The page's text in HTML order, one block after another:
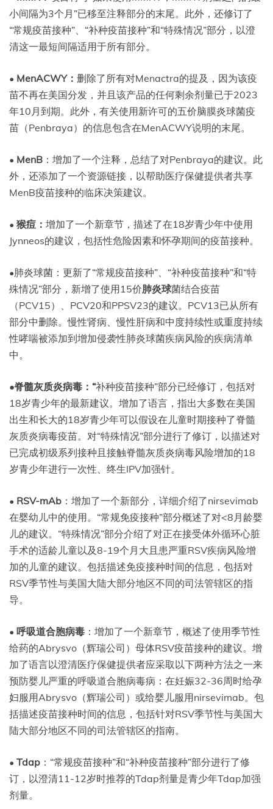
小间隔为3个月”已移至注释部分的末尾。此外，还修订了
“常规疫苗接种”、“补种疫苗接种”和“特殊情况”部分，以澄
清这一最短间隔适用于所有部分。
• MenACWY： 删除了所有对Menactra的提及，因为该疫
苗不再在美国分发，并且该产品的任何剩余剂量已于2023
年10月到期。此外，有关使用新许可的五价脑膜炎球菌疫
苗（Penbraya）的信息包含在MenACWY说明的末尾。
• MenB ：增加了一个注释，总结了对Penbraya的建议。此
外，还添加了一个资源链接，以帮助医疗保健提供者共享
MenB疫苗接种的临床决策建议。
• 猴痘： 增加了一个新章节，描述了在18岁青少年中使用
Jynneos的建议，包括性危险因素和怀孕期间的疫苗接种。
•肺炎球菌：更新了“常规疫苗接种”、“补种疫苗接种”和“特
殊情况”部分，新增了使用15价肺炎球菌结合疫苗
（PCV15）、PCV20和PPSV23的建议。PCV13已从所有
部分中删除。慢性肾病、慢性肝病和中度持续性或重度持续
性哮喘被添加到增加侵袭性肺炎球菌疾病风险的疾病清单
中。
•脊髓灰质炎病毒：“补种疫苗接种”部分已经修订，包括对
18岁青少年的最新建议。增加了语言，指出大多数在美国
出生和长大的18岁青少年可以假设在儿童时期接种了脊髓
灰质炎病毒疫苗。对“特殊情况”部分进行了修订，以描述对
已完成初级系列接种且接触脊髓灰质炎病毒风险增加的18
岁青少年进行一次性、终生IPV加强针。
• RSV-mAb ：增加了一个新部分，详细介绍了nirsevimab
在婴幼儿中的使用。“常规免疫接种”部分概述了对<8月龄婴
儿的建议。“特殊情况”部分介绍了对正在接受体外循环心脏
手术的适龄儿童以及8-19个月大且患严重RSV疾病风险增
加的儿童的建议。包括描述免疫接种时间的信息，包括对
RSV季节性与美国大陆大部分地区不同的司法管辖区的指
导。
• 呼吸道合胞病毒 ：增加了一个新章节，概述了使用季节性
给药的Abrysvo（辉瑞公司）母体RSV疫苗接种的建议。增
加了语言以澄清医疗保健提供者应采取以下两种方法之一来
预防婴儿严重的呼吸道合胞病毒病：在妊娠32-36周时给孕
妇服用Abrysvo（辉瑞公司）或给婴儿服用nirsevimab。包
括描述疫苗接种时间的信息，包括针对RSV季节性与美国大
陆大部分地区不同的司法管辖区的指南。
• Tdap ：“常规疫苗接种”和“补种疫苗接种”部分进行了修
订，以澄清11-12岁时推荐的Tdap剂量是青少年Tdap加强
剂量。